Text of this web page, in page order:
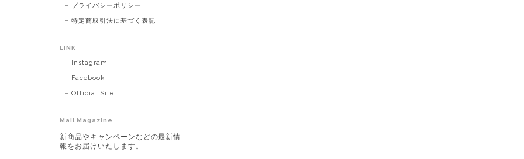
プライバシーポリシー
特定商取引法に基づく表記
LINK
Instagram
Facebook
Official Site
Mail Magazine
新商品やキャンペーンなどの最新情
報をお届けいたします。